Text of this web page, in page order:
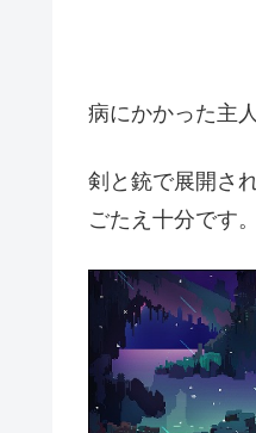
病にかかった主
剣と銃で展開さ
ごたえ十分です。